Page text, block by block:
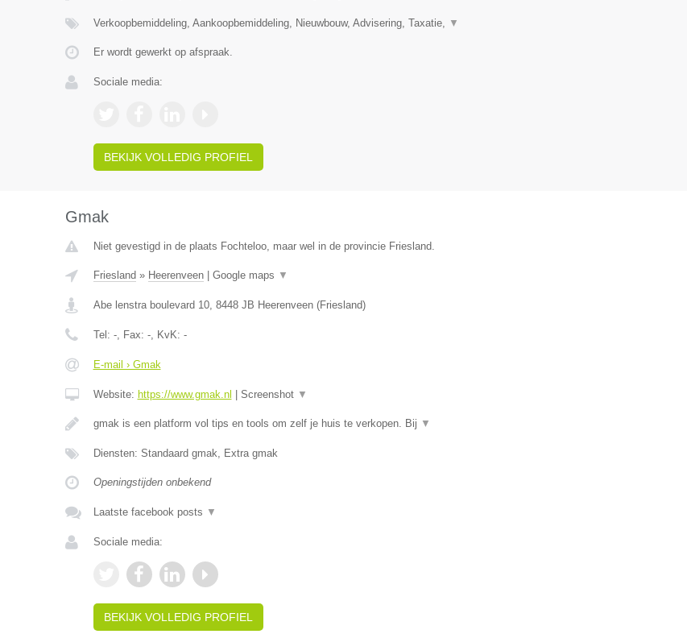
Verkoopbemiddeling, Aankoopbemiddeling, Nieuwbouw, Advisering, Taxatie, ▼
Er wordt gewerkt op afspraak.
Sociale media:
BEKIJK VOLLEDIG PROFIEL
Gmak
Niet gevestigd in de plaats Fochteloo, maar wel in de provincie Friesland.
Friesland » Heerenveen| Google maps ▼
Abe lenstra boulevard 10, 8448 JB Heerenveen(Friesland)
Tel: -, Fax: -, KvK: -
E-mail › Gmak
Website: https://www.gmak.nl Screenshot ▼
gmak is een platform vol tips en tools om zelf je huis te verkopen. Bij ▼
Diensten: Standaard gmak, Extra gmak
Openingstijden onbekend
Laatste facebook posts ▼
Sociale media:
BEKIJK VOLLEDIG PROFIEL